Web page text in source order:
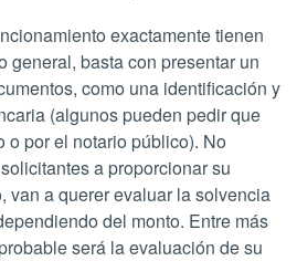
exactamente tienen
general, basta con presentar un
como una identificación y
(algunos pueden pedir que
o por el notario público). No
a proporcionar su
van a querer evaluar la solvencia
del monto. Entre más
será la evaluación de su